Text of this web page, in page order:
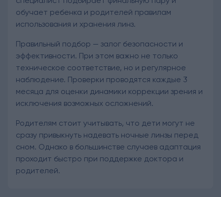
обучает ребенка и родителей правилам
использования и хранения линз.
Правильный подбор — залог безопасности и
эффективности. При этом важно не только
техническое соответствие, но и регулярное
наблюдение. Проверки проводятся каждые 3
месяца для оценки динамики коррекции зрения и
исключения возможных осложнений.
Родителям стоит учитывать, что дети могут не
сразу привыкнуть надевать ночные линзы перед
сном. Однако в большинстве случаев адаптация
проходит быстро при поддержке доктора и
родителей.